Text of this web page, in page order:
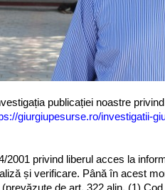
publicației noastre
giurgiupesurse.ro/investigatii-
2001 privind liberul acces la
și verificare. Până în acest
de art. 322 alin. (1)